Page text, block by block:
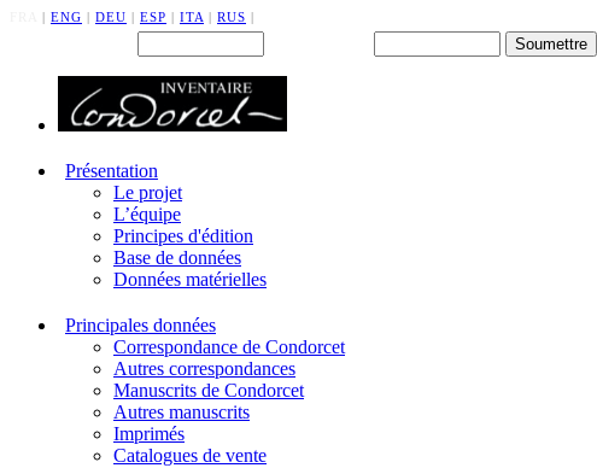
| ENG | DEU | ESP | ITA | RUS |
Présentation
Le projet
L’équipe
Principes d'édition
Base de données
Données matérielles
Principales données
Correspondance de Condorcet
Autres correspondances
Manuscrits de Condorcet
Autres manuscrits
Imprimés
Catalogues de vente